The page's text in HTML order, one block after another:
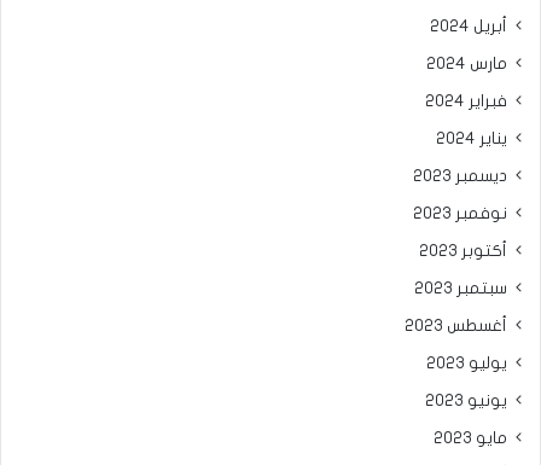
أبريل 2024
مارس 2024
فبراير 2024
يناير 2024
ديسمبر 2023
نوفمبر 2023
أكتوبر 2023
سبتمبر 2023
أغسطس 2023
يوليو 2023
يونيو 2023
مايو 2023